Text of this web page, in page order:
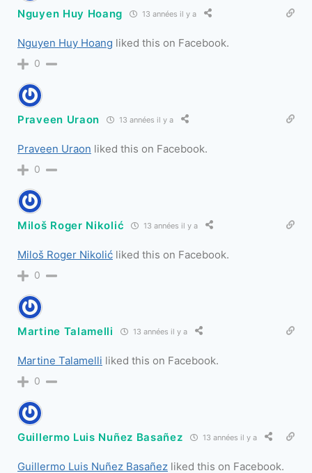
Nguyen Huy Hoang 13 années il y a
Nguyen Huy Hoang liked this on Facebook.
0
Praveen Uraon 13 années il y a
Praveen Uraon liked this on Facebook.
0
Miloš Roger Nikolić 13 années il y a
Miloš Roger Nikolić liked this on Facebook.
0
Martine Talamelli 13 années il y a
Martine Talamelli liked this on Facebook.
0
Guillermo Luis Nuñez Basañez 13 années il y a
Guillermo Luis Nuñez Basañez liked this on Facebook.